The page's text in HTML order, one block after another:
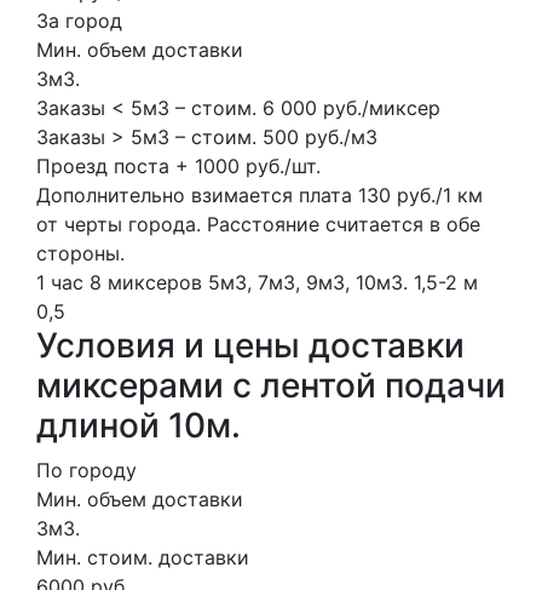
За город
Мин. объем доставки
3м3.
Заказы < 5м3 – стоим. 6 000 руб./миксер
Заказы > 5м3 – стоим. 500 руб./м3
Проезд поста + 1000 руб./шт.
Дополнительно взимается плата 130 руб./1 км
от черты города. Расстояние считается в обе
стороны.
1 час 8 миксеров 5м3, 7м3, 9м3, 10м3. 1,5-2 м
0,5
Условия и цены доставки
миксерами с лентой подачи
длиной 10м.
По городу
Мин. объем доставки
3м3.
Мин. стоим. доставки